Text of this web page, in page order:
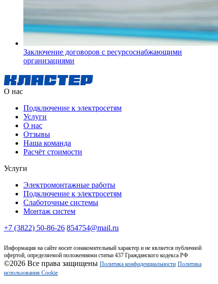
Заключение договоров с ресурсоснабжающими
организациями
О нас
Подключение к электросетям
Услуги
О нас
Отзывы
Наша команда
Расчёт стоимости
Услуги
Электромонтажные работы
Подключение к электросетям
Слаботочные системы
Монтаж систем
+7 (3822) 50-86-26 854754@mail.ru
Информация на сайте носит ознакомительный характер и не является публичной
офертой, определяемой положениями статьи 437 Гражданского кодекса РФ
©2026 Все права защищены Политика конфиденциальности Политика
использования Cookie